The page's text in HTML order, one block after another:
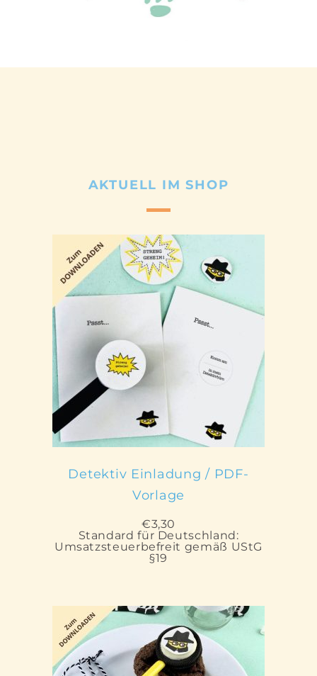
AKTUELL IM SHOP
IN DEN WARENKORB
Detektiv Einladung / PDF-
Vorlage
€3,30
Standard für Deutschland:
Umsatzsteuerbefreit gemäß UStG
§19